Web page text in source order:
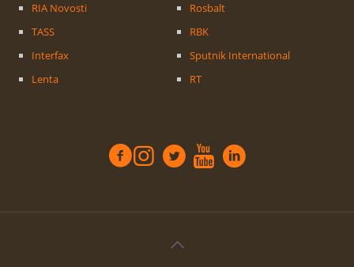
RIA Novosti
TASS
Interfax
Lenta
Rosbalt
RBK
Sputnik International
RT